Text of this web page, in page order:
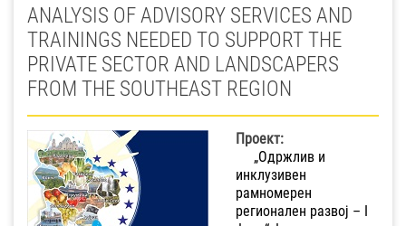
ANALYSIS OF ADVISORY SERVICES AND
TRAININGS NEEDED TO SUPPORT THE
PRIVATE SECTOR AND LANDSCAPERS
FROM THE SOUTHEAST REGION
Проект:
„Одржлив и
инклузивен
рамномерен
регионален развој – I